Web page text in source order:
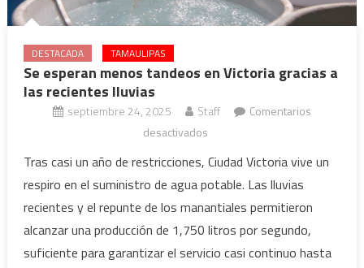
DESTACADA TAMAULIPAS
Se esperan menos tandeos en Victoria gracias a
las recientes lluvias
septiembre 24, 2025 Staff
Comentarios
desactivadosen
esperan
menos
tandeos
en
Victoria
Tras casi un año de restricciones, Ciudad Victoria vive un
respiro en el suministro de agua potable. Las lluvias
recientes y el repunte de los manantiales permitieron
alcanzar una producción de 1,750 litros por segundo,
suficiente para garantizar el servicio casi continuo hasta